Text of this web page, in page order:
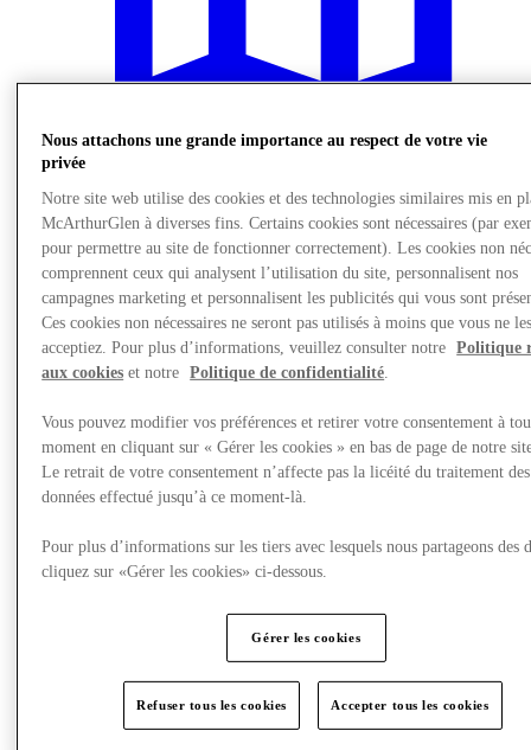
Nous rendre visite
Nous attachons une grande importance au respect de votre vie
privée
Notre site web utilise des cookies et des technologies similaires mis en
McArthurGlen à diverses fins. Certains cookies sont nécessaires (par
pour permettre au site de fonctionner correctement). Les cookies non
comprennent ceux qui analysent l’utilisation du site, personnalisent nos
campagnes marketing et personnalisent les publicités qui vous sont
Ces cookies non nécessaires ne seront pas utilisés à moins que vous ne
acceptiez. Pour plus d’informations, veuillez consulter notre
Politique
aux cookies et notre Politique de confidentialité
Vous pouvez modifier vos préférences et retirer votre consentement à
moment en cliquant sur « Gérer les cookies » en bas de page de notre
Le retrait de votre consentement n’affecte pas la licéité du traitement des
données effectué jusqu’à ce moment-là.
Pour plus d’informations sur les tiers avec lesquels nous partageons des
cliquez sur «Gérer les cookies» ci-dessous.
Gérer les cookies
Refuser tous les cookies Accepter tous les cookies